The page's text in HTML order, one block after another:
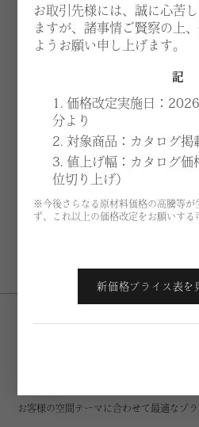
お取引先様には、誠に心苦
ますが、諸事情ご賢察の上
ようお願い申し上げます。
記
1. 価格改定実施日：
分より
2. 対象商品：カタログ
3. 値上げ幅：カタログ
位切り上げ）
※今後さらなる原材料価格の高騰等が
ず、これ以上の価格改定をお願いする
新価格プライス表を
ショールームに展示されている製品や生
お客様の空間テーマに合わせて最適なプ